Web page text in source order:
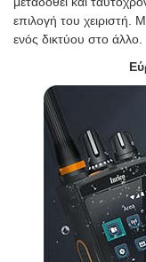
επιλογή του χειριστή.
ενός δικτύου στο άλλο.